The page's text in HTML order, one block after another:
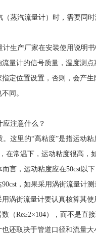
蒸汽流量计）时，需要同
生产厂家在安装使用说明
量计的信号质量，温度测
定位置设置，否则，会产
同。
注意什么？
这里的“高粘度”是指运动
在常温下，运动粘度很高
言，运动粘度应在50cst以
，如果采用涡街流量计
涡街流量计要认真核算其
（Re≥2×104），而不是直
还取决于管道口径和流量